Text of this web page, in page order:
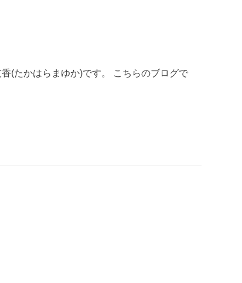
(たかはらまゆか)です。 こちらのブログで